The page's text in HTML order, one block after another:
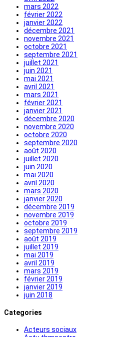
mars 2022
février 2022
janvier 2022
décembre 2021
novembre 2021
octobre 2021
septembre 2021
juillet 2021
juin 2021
mai 2021
avril 2021
mars 2021
février 2021
janvier 2021
décembre 2020
novembre 2020
octobre 2020
septembre 2020
août 2020
juillet 2020
juin 2020
mai 2020
avril 2020
mars 2020
janvier 2020
décembre 2019
novembre 2019
octobre 2019
septembre 2019
août 2019
juillet 2019
mai 2019
avril 2019
mars 2019
février 2019
janvier 2019
juin 2018
Categories
Acteurs sociaux